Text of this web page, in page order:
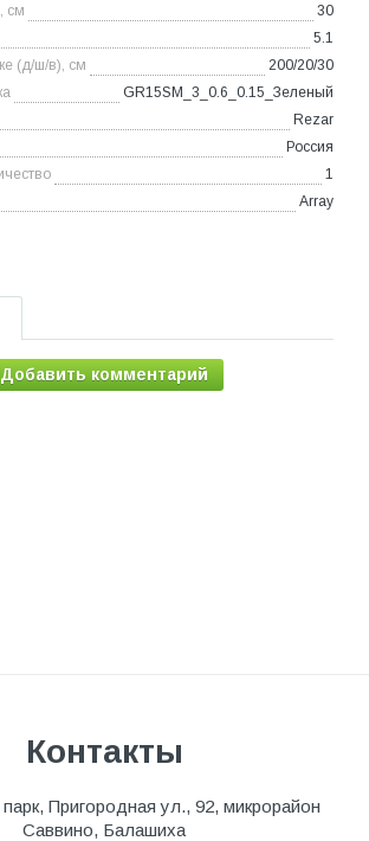
см
30
5.1
(д/ш/в), см
200/20/30
GR15SM_3_0.6_0.15_Зеленый
Rezar
Россия
1
Array
Добавить комментарий
Контакты
Пригородная ул., 92, микрорайон
Саввино, Балашиха